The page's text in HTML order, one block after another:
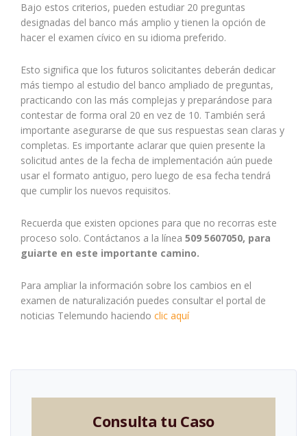
Bajo estos criterios, pueden estudiar 20 preguntas
designadas del banco más amplio y tienen la opción de
hacer el examen cívico en su idioma preferido.
Esto significa que los futuros solicitantes deberán dedicar
más tiempo al estudio del banco ampliado de preguntas,
practicando con las más complejas y preparándose para
contestar de forma oral 20 en vez de 10. También será
importante asegurarse de que sus respuestas sean claras y
completas. Es importante aclarar que quien presente la
solicitud antes de la fecha de implementación aún puede
usar el formato antiguo, pero luego de esa fecha tendrá
que cumplir los nuevos requisitos.
Recuerda que existen opciones para que no recorras este
proceso solo. Contáctanos a la línea 509 5607050, para
guiarte en este importante camino.
Para ampliar la información sobre los cambios en el
examen de naturalización puedes consultar el portal de
noticias Telemundo haciendo clic aquí
Consulta tu Caso